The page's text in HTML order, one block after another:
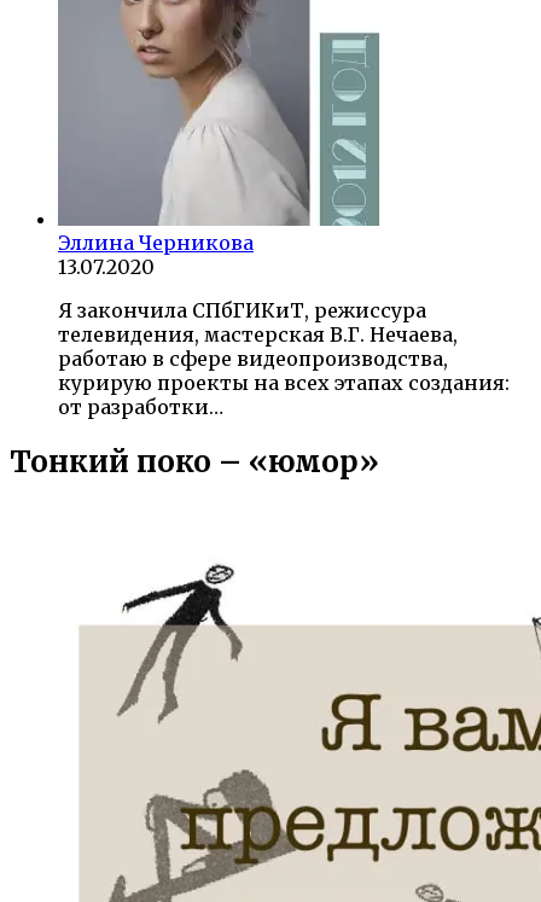
Эллина Черникова
13.07.2020
Я закончила СПбГИКиТ, режиссура
телевидения, мастерская В.Г. Нечаева,
работаю в сфере видеопроизводства,
курирую проекты на всех этапах создания:
от разработки…
Тонкий поко – «юмор»